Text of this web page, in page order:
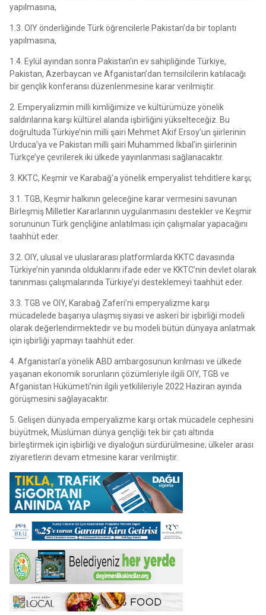
yapılmasına,
1.3. OIY önderliğinde Türk öğrencilerle Pakistan’da bir toplantı
yapılmasına,
1.4. Eylül ayından sonra Pakistan’ın ev sahipliğinde Türkiye,
Pakistan, Azerbaycan ve Afganistan’dan temsilcilerin katılacağı
bir gençlik konferansı düzenlenmesine karar verilmiştir.
2. Emperyalizmin milli kimliğimize ve kültürümüze yönelik
saldırılarına karşı kültürel alanda işbirliğini yükselteceğiz. Bu
doğrultuda Türkiye’nin milli şairi Mehmet Akif Ersoy’un şiirlerinin
Urduca’ya ve Pakistan milli şairi Muhammed İkbal’in şiirlerinin
Türkçe’ye çevrilerek iki ülkede yayınlanması sağlanacaktır.
3. KKTC, Keşmir ve Karabağ’a yönelik emperyalist tehditlere karşı;
3.1. TGB, Keşmir halkının geleceğine karar vermesini savunan
Birleşmiş Milletler Kararlarının uygulanmasını destekler ve Keşmir
sorununun Türk gençliğine anlatılması için çalışmalar yapacağını
taahhüt eder.
3.2. OIY, ulusal ve uluslararası platformlarda KKTC davasında
Türkiye’nin yanında olduklarını ifade eder ve KKTC’nin devlet olarak
tanınması çalışmalarında Türkiye’yi desteklemeyi taahhüt eder.
3.3. TGB ve OIY, Karabağ Zaferi’ni emperyalizme karşı
mücadelede başarıya ulaşmış siyasi ve askeri bir işbirliği modeli
olarak değerlendirmektedir ve bu modeli bütün dünyaya anlatmak
için işbirliği yapmayı taahhüt eder.
4. Afganistan’a yönelik ABD ambargosunun kırılması ve ülkede
yaşanan ekonomik sorunların çözümleriyle ilgili OIY, TGB ve
Afganistan Hükümeti’nin ilgili yetkilileriyle 2022 Haziran ayında
görüşmesini sağlayacaktır.
5. Gelişen dünyada emperyalizme karşı ortak mücadele cephesini
büyütmek, Müslüman dünya gençliği tek bir çatı altında
birleştirmek için işbirliği ve diyaloğun sürdürülmesine; ülkeler arası
ziyaretlerin devam etmesine karar verilmiştir.